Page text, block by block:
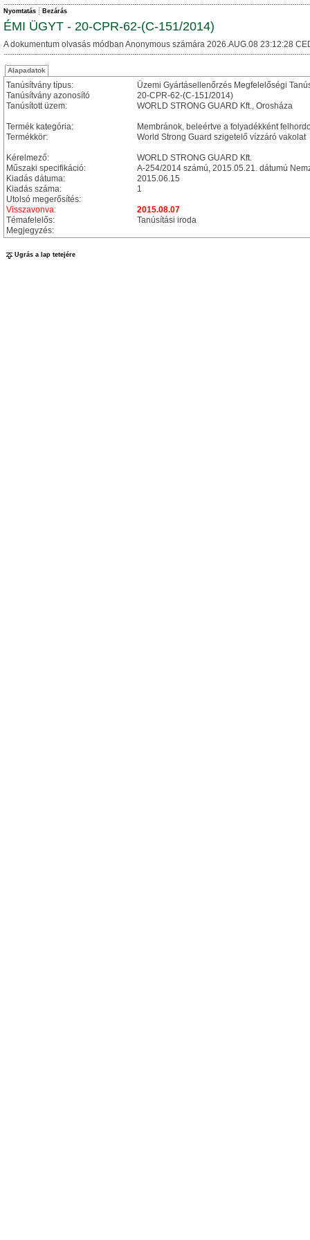
Nyomtatás Bezárás
ÉMI ÜGYT - 20-CPR-62-(C-151/2014)
A dokumentum olvasás módban Anonymous számára 2026.AUG.08 23:12:28
Alapadatok
Tanúsítvány típus:
Üzemi Gyártásellenőrzés Megfelelőségi
Tanúsítvány azonosító
20-CPR-62-(C-151/2014)
Tanúsított üzem:
WORLD STRONG GUARD Kft., Orosháza
Termék kategória:
Membránok, beleértve a folyadékként
Termékkör:
World Strong Guard szigetelő vízzáró vakolat
Kérelmező:
WORLD STRONG GUARD Kft.
Műszaki specifikáció:
A-254/2014 számú, 2015.05.21. dátumú
Kiadás dátuma:
2015.06.15
Kiadás száma:
1
Utolsó megerősítés:
Visszavonva:
2015.08.07
Témafelelős:
Tanúsítási iroda
Megjegyzés:
Ugrás a lap tetejére